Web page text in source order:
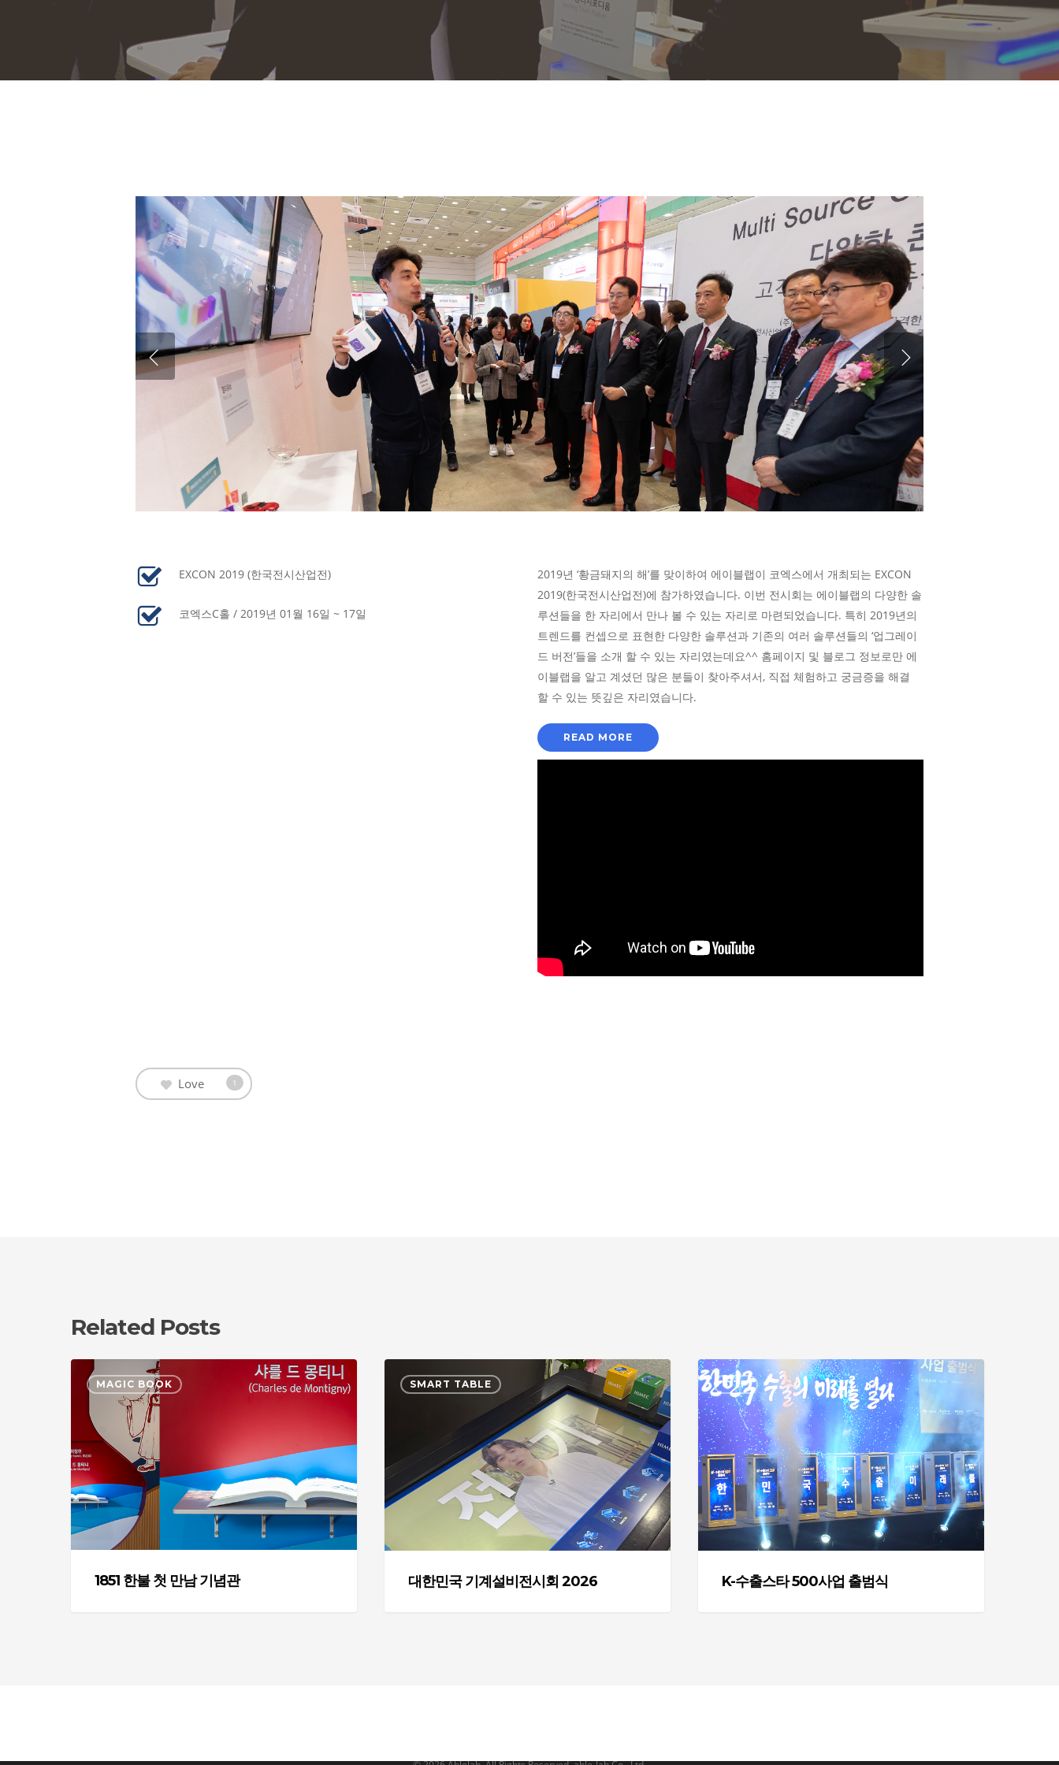
EXCON 2019 (한국전시산업전)
코엑스C홀 / 2019년 01월 16일 ~ 17일
2019년 ‘황금돼지의 해’를 맞이하여 에이블랩이 코엑스에서 개최되는 EXCON
2019(한국전시산업전)에 참가하였습니다. 이번 전시회는 에이블랩의 다양한 솔
루션들을 한 자리에서 만나 볼 수 있는 자리로 마련되었습니다. 특히 2019년의
트렌드를 컨셉으로 표현한 다양한 솔루션과 기존의 여러 솔루션들의 ‘업그레이
드 버전’들을 소개 할 수 있는 자리였는데요^^ 홈페이지 및 블로그 정보로만 에
이블랩을 알고 계셨던 많은 분들이 찾아주셔서, 직접 체험하고 궁금증을 해결
할 수 있는 뜻깊은 자리였습니다.
READ MORE
Love 1
Related Posts
MAGIC BOOK
1851
만
남
기
념
관
1851 한불 첫 만남 기념관
SMART TABLE
계
설
비
시
대한민국 기계설비전시회 2026
OTP
K-
수
출
스
타
500
사
업
출
범
K-수출스타 500사업 출범식